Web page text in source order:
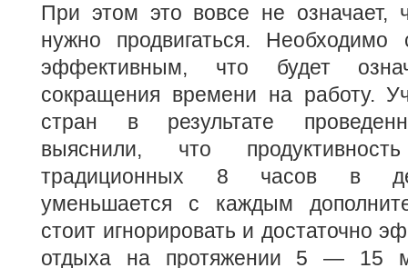
При этом это вовсе не означает,
нужно продвигаться. Необходимо
эффективным, что будет
сокращения времени на работу.
стран в результате
выяснили, что
традиционных 8 часов в
уменьшается с каждым
стоит игнорировать и достаточно
отдыха на протяжении 5 — 15